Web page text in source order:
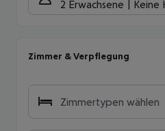
2 Erwachsene Keine
Zimmer & Verpflegung
Zimmertypen wählen